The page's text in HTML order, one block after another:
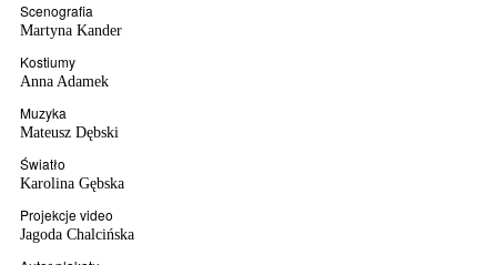
Scenografia
Martyna Kander
Kostiumy
Anna Adamek
Muzyka
Mateusz Dębski
Światło
Karolina Gębska
Projekcje video
Jagoda Chalcińska